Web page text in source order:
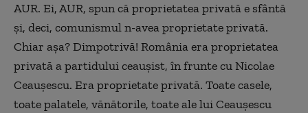
AUR. Ei, AUR, spun că proprietatea privată e sfântă
și, deci, comunismul n-avea proprietate privată.
Chiar așa? Dimpotrivă! România era proprietatea
privată a partidului ceaușist, în frunte cu Nicolae
Ceaușescu. Era proprietate privată. Toate casele,
toate palatele, vănătorile, toate ale lui Ceaușescu